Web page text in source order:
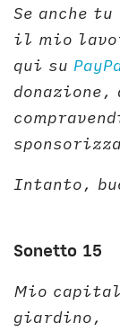
Se anche
il mio
qui su
donazione,
Intanto,
Sonetto 15
Mio
giardino,